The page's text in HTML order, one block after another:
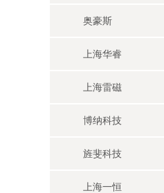
奥豪斯
上海华睿
上海雷磁
博纳科技
旌斐科技
上海一恒